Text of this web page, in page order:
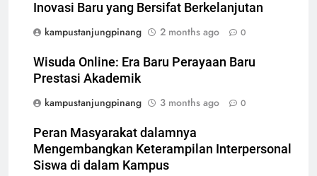
Inovasi Baru yang Bersifat Berkelanjutan
kampustanjungpinang
2 months ago 0
Wisuda Online: Era Baru Perayaan Baru
Prestasi Akademik
kampustanjungpinang
3 months ago 0
Peran Masyarakat dalamnya
Mengembangkan Keterampilan Interpersonal
Siswa di dalam Kampus